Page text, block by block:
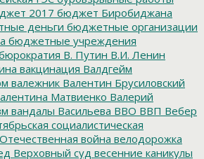
2017 бюджет Биробиджана
деньги бюджетные организации
бюджетные учреждения
В. Путин В.И. Ленин
вакцинация Валдгейм
валежник Валентин Брусиловский
Матвиенко Валерий
вандалы Васильева ВВО ВВП Вебер
социалистическая
война велодорожка
Верховный суд весенние каникулы